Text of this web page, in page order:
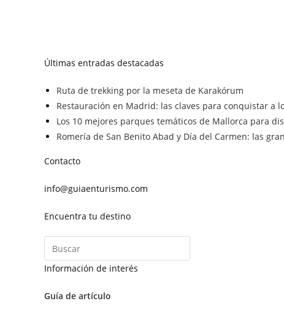
Últimas entradas destacadas
Ruta de trekking por la meseta de Karakórum
Restauración en Madrid: las claves para conquistar a
Los 10 mejores parques temáticos de Mallorca para
Romería de San Benito Abad y Día del Carmen: las
Contacto
info@guiaenturismo.com
Encuentra tu destino
Información de interés
Guía de artículo